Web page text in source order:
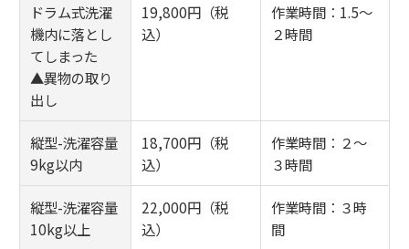
ドラム式洗濯
機内に落とし
てしまった
▲異物の取り
出し
19,800円（税
込）
作業時間：1.5～
２時間
縦型-洗濯容量
9kg以内
18,700円（税
込）
作業時間：２～
３時間
縦型-洗濯容量
10kg以上
22,000円（税
込）
作業時間：３時
間